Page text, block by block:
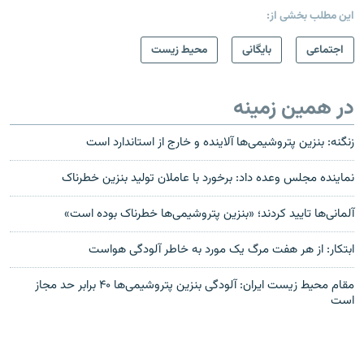
این مطلب بخشی از:
اجتماعی
بایگانی محیط زیست
در همین زمینه
زنگنه: بنزین پتروشیمی‌ها آلاینده و خارج از استاندارد است
نماینده مجلس وعده داد: برخورد با عاملان تولید بنزین خطرناک
آلمانی‌ها تایید کردند؛ «بنزین پتروشیمی‌ها خطرناک بوده است»
ابتکار: از هر هفت مرگ یک مورد به خاطر آلودگی هواست
مقام محیط زیست ایران: آلودگی بنزین پتروشیمی‌ها ۴۰ برابر حد مجاز
است